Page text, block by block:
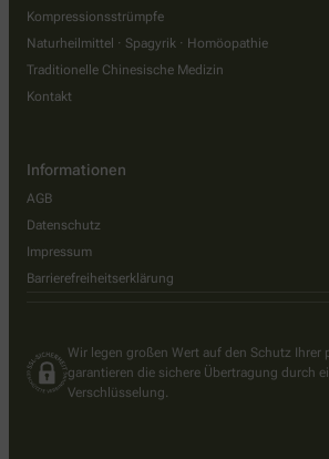
Kompressionsstrümpfe
Naturheilmittel · Spagyrik · Homöopathie
Traditionelle Chinesische Medizin
Kontakt
Informationen
AGB
Datenschutz
Impressum
Barrierefreiheitserklärung
Wir legen großen Wert auf den Schutz Ihrer
garantieren die sichere Übertragung durch
Verschlüsselung.